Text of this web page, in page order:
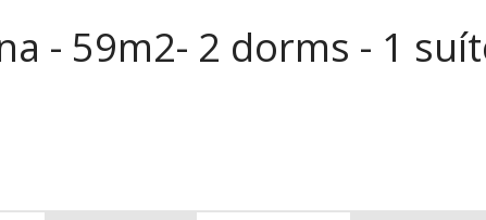
- 59m2- 2 dorms - 1